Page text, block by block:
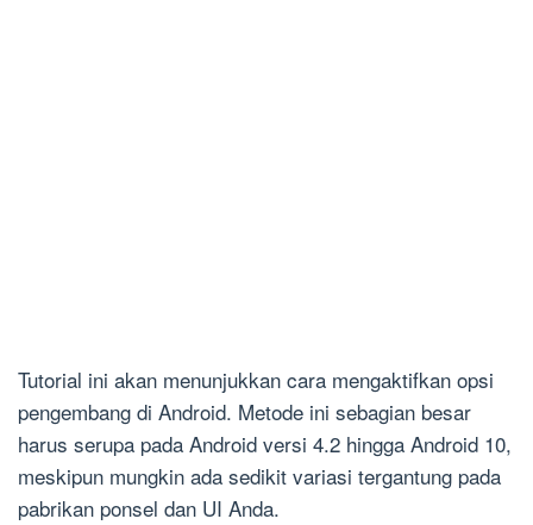
Tutorial ini akan menunjukkan cara mengaktifkan opsi
pengembang di Android. Metode ini sebagian besar
harus serupa pada Android versi 4.2 hingga Android 10,
meskipun mungkin ada sedikit variasi tergantung pada
pabrikan ponsel dan UI Anda.